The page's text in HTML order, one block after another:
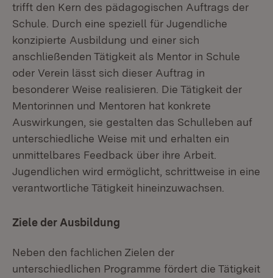
trifft den Kern des pädagogischen Auftrags der
Schule. Durch eine speziell für Jugendliche
konzipierte Ausbildung und einer sich
anschließenden Tätigkeit als Mentor in Schule
oder Verein lässt sich dieser Auftrag in
besonderer Weise realisieren. Die Tätigkeit der
Mentorinnen und Mentoren hat konkrete
Auswirkungen, sie gestalten das Schulleben auf
unterschiedliche Weise mit und erhalten ein
unmittelbares Feedback über ihre Arbeit.
Jugendlichen wird ermöglicht, schrittweise in eine
verantwortliche Tätigkeit hineinzuwachsen.
Ziele der Ausbildung
Neben den fachlichen Zielen der
unterschiedlichen Programme fördert die Tätigkeit